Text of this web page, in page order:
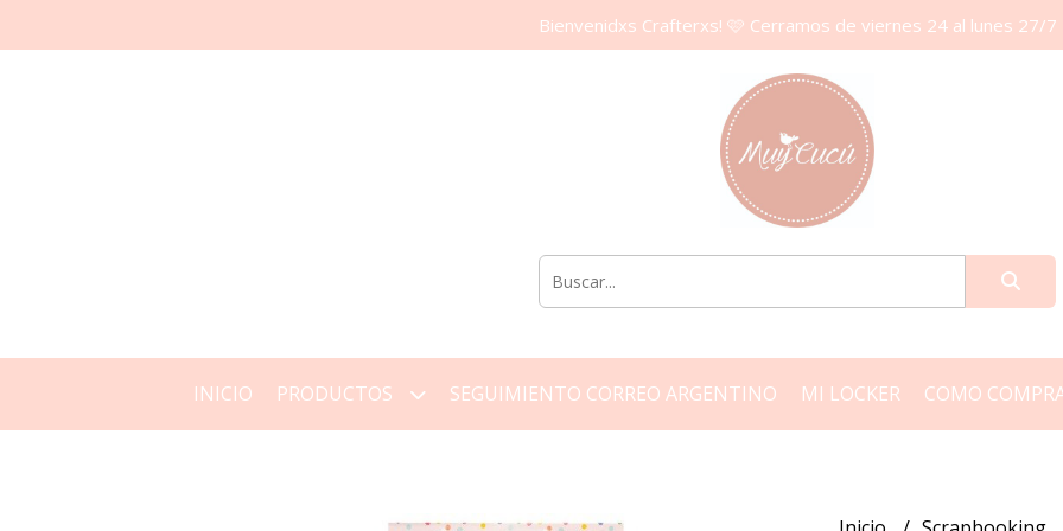
Bienvenidxs Crafterxs! 🩷 Cerramos de viernes 24 al lunes 27/7
INICIO PRODUCTOS SEGUIMIENTO CORREO ARGENTINO MI LOCKER COMO